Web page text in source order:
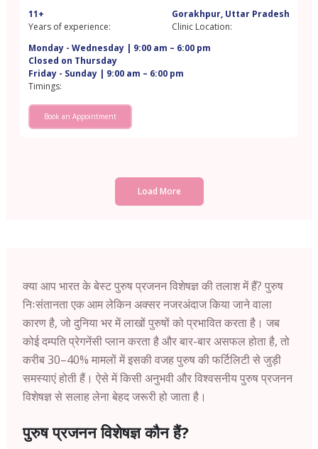
11+
Years of experience:
Gorakhpur, Uttar Pradesh
Clinic Location:
Monday - Wednesday | 9:00 am – 6:00 pm
Closed on Thursday
Friday - Sunday | 9:00 am – 6:00 pm
Timings:
Book an Appointment
Load More
क्या आप भारत के बेस्ट पुरुष प्रजनन विशेषज्ञ की तलाश में हैं? पुरुष
निःसंतानता एक आम लेकिन अक्सर नजरअंदाज किया जाने वाला
कारण है, जो दुनिया भर में लाखों पुरुषों को प्रभावित करता है। जब
कोई दम्पति प्रेगनेंसी प्लान करता है और बार-बार असफल होता है, तो
करीब 30–40% मामलों में इसकी वजह पुरुष की फर्टिलिटी से जुड़ी
समस्याएं होती हैं। ऐसे में किसी अनुभवी और विश्वसनीय पुरुष प्रजनन
विशेषज्ञ से सलाह लेना बेहद जरूरी हो जाता है।
पुरुष प्रजनन विशेषज्ञ कौन हैं?